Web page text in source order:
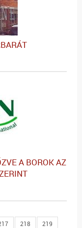
A BOROK AZ
218 219